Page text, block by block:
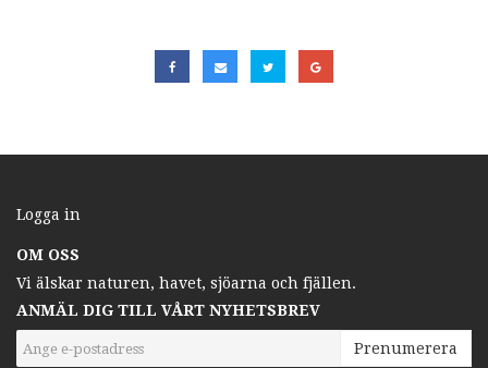
Logga in
OM OSS
Vi älskar naturen, havet, sjöarna och fjällen.
ANMÄL DIG TILL VÅRT NYHETSBREV
Prenumerera